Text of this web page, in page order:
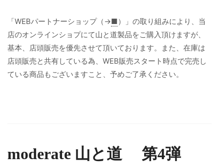
「WEBパートナーショップ（→■）」の取り組みにより、当
店のオンラインショプにて山と道製品をご購入頂けますが、
基本、店頭販売を優先させて頂いております。また、在庫は
店頭販売と共有している為、WEB販売スタート時点で完売し
ている商品もございますこと、予めご了承ください。
moderate 山と道 第4弾